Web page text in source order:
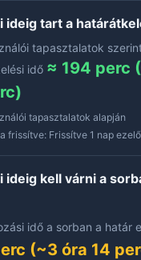
ideig tart a
tapasztalatok
idő ≈ 194 perc
tapasztalatok alapján
frissítve: Frissítve 1 nap
ideig kell várni a
idő a sorban a határ
(~3 óra 14